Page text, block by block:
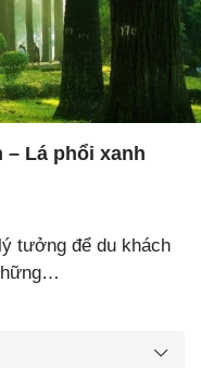
– Lá phổi xanh
tưởng để du khách